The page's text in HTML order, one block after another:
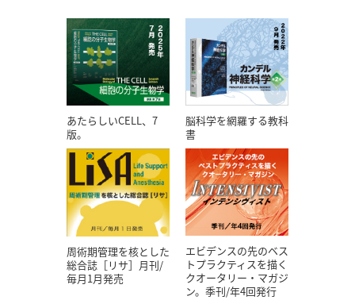
あたらしいCELL、7
版。
脳科学を網羅する教科
書
周術期管理を核とした
総合誌［リサ］月刊/
毎月1月発売
エビデンスの先のベス
トプラクティスを描く
クオータリー・マガジ
ン。季刊/年4回発行